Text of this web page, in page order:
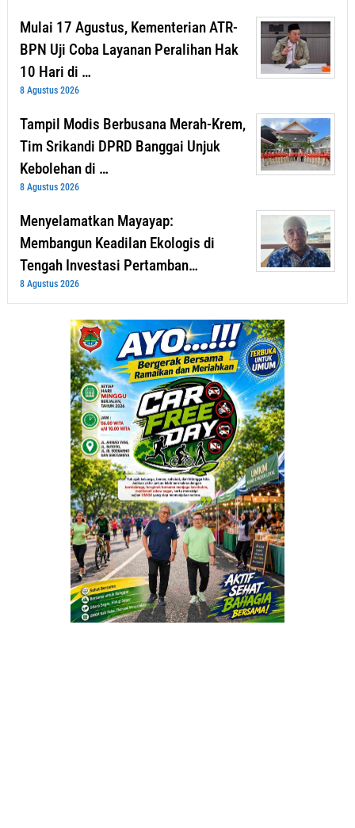
Mulai 17 Agustus, Kementerian ATR-
BPN Uji Coba Layanan Peralihan Hak
10 Hari di …
8 Agustus 2026
Tampil Modis Berbusana Merah-Krem,
Tim Srikandi DPRD Banggai Unjuk
Kebolehan di …
8 Agustus 2026
Menyelamatkan Mayayap:
Membangun Keadilan Ekologis di
Tengah Investasi Pertamban…
8 Agustus 2026